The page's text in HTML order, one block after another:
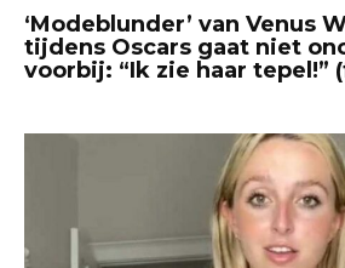
‘Modeblunder’ van Venus
tijdens Oscars gaat niet
voorbij: “Ik zie haar tepel!”